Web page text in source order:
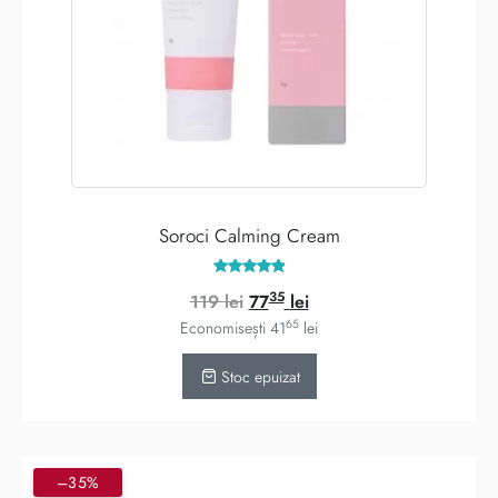
Soroci Calming Cream
5.00
din 5
119lei Prețul
inițial
a
fost:
7735 leiPrețul
curent
este:
Economisești 4165 lei
Stoc epuizat
–35%